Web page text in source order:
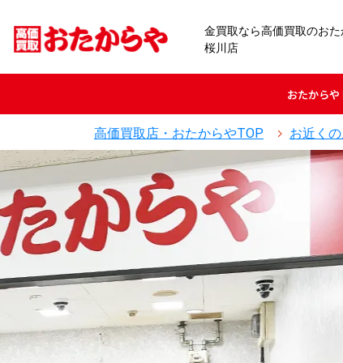
金買取なら高価買取のお
桜川店
おたからや
高価買取店・おたからやTOP お近く